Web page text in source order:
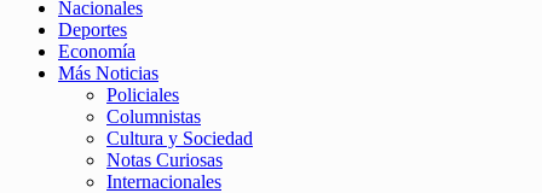
Nacionales
Deportes
Economía
Más Noticias
Policiales
Columnistas
Cultura y Sociedad
Notas Curiosas
Internacionales